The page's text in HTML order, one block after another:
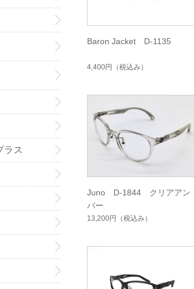
Baron Jacket D-1135
4,400円 （税込み）
Juno D-1844 クリアアン
バー
13,200円 （税込み）
ラス